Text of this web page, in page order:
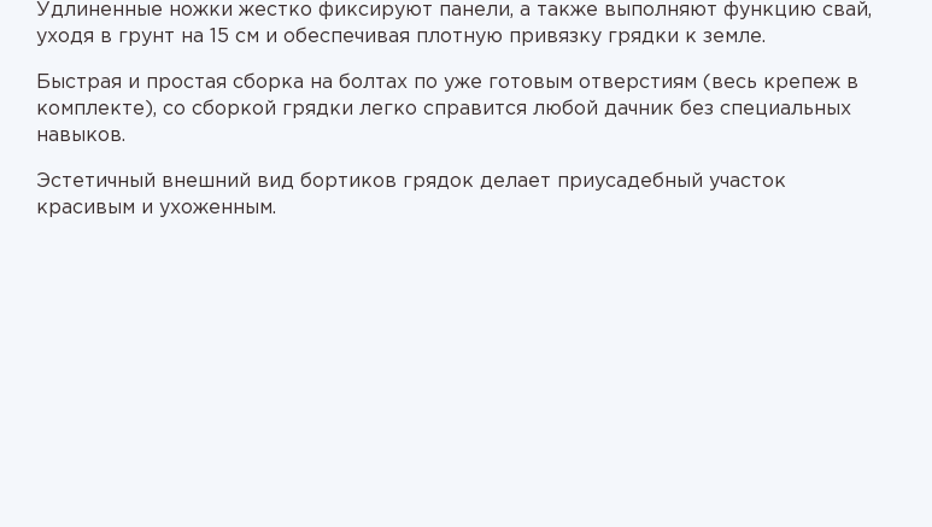
Удлиненные ножки жестко фиксируют панели, а также выполняют функцию свай,
уходя в грунт на 15 см и обеспечивая плотную привязку грядки к земле.
Быстрая и простая сборка на болтах по уже готовым отверстиям (весь крепеж в
комплекте), со сборкой грядки легко справится любой дачник без специальных
навыков.
Эстетичный внешний вид бортиков грядок делает приусадебный участок
красивым и ухоженным.